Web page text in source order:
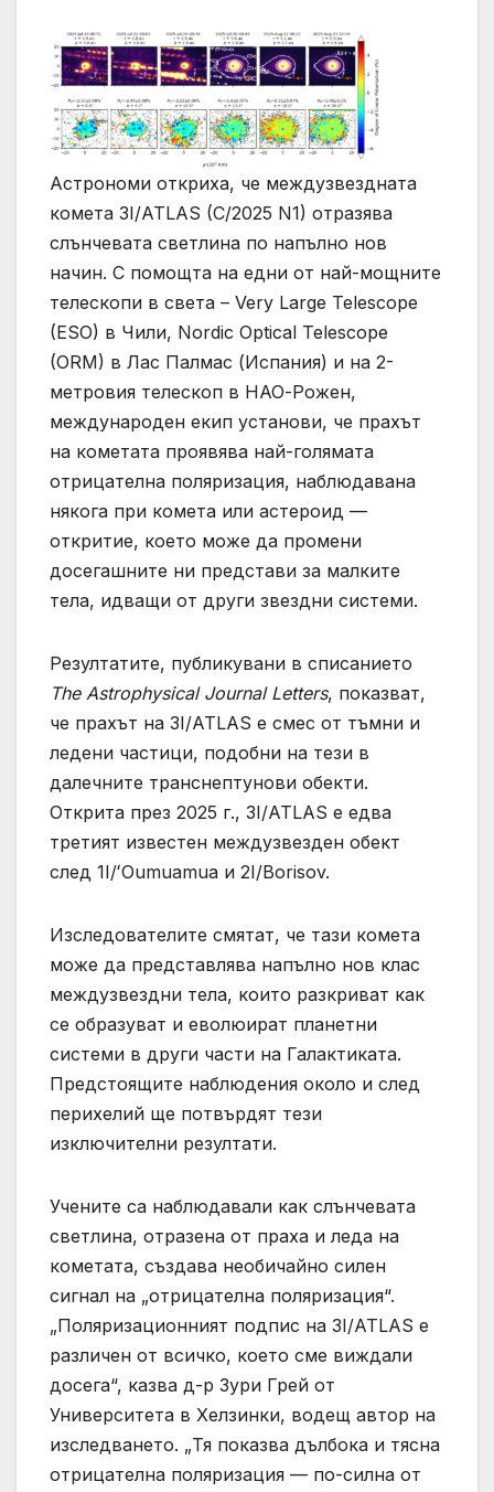
Астрономи откриха, че междузвездната
комета 3I/ATLAS (C/2025 N1) отразява
слънчевата светлина по напълно нов
начин. С помощта на едни от най-мощните
телескопи в света – Very Large Telescope
(ESO) в Чили, Nordic Optical Telescope
(ORM) в Лас Палмас (Испания) и на 2-
метровия телескоп в НАО-Рожен,
международен екип установи, че прахът
на кометата проявява най-голямата
отрицателна поляризация, наблюдавана
някога при комета или астероид —
откритие, което може да промени
досегашните ни представи за малките
тела, идващи от други звездни системи.
Резултатите, публикувани в списанието
The Astrophysical Journal Letters, показват,
че прахът на 3I/ATLAS е смес от тъмни и
ледени частици, подобни на тези в
далечните транснептунови обекти.
Открита през 2025 г., 3I/ATLAS е едва
третият известен междузвезден обект
след 1I/ʻOumuamua и 2I/Borisov.
Изследователите смятат, че тази комета
може да представлява напълно нов клас
междузвездни тела, които разкриват как
се образуват и еволюират планетни
системи в други части на Галактиката.
Предстоящите наблюдения около и след
перихелий ще потвърдят тези
изключителни резултати.
Учените са наблюдавали как слънчевата
светлина, отразена от праха и леда на
кометата, създава необичайно силен
сигнал на „отрицателна поляризация“.
„Поляризационният подпис на 3I/ATLAS е
различен от всичко, което сме виждали
досега“, казва д-р Зури Грей от
Университета в Хелзинки, водещ автор на
изследването. „Тя показва дълбока и тясна
отрицателна поляризация — по-силна от